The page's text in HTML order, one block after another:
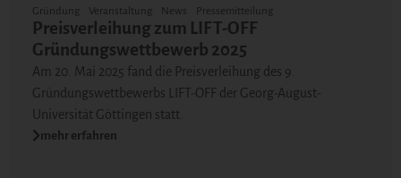
Gründung
Veranstaltung News Pressemitteilung
Preisverleihung zum LIFT-OFF
Gründungswettbewerb 2025
Am 20. Mai 2025 fand die Preisverleihung des 9.
Gründungswettbewerbs LIFT-OFF der Georg-August-
Universität Göttingen statt.
mehr erfahren